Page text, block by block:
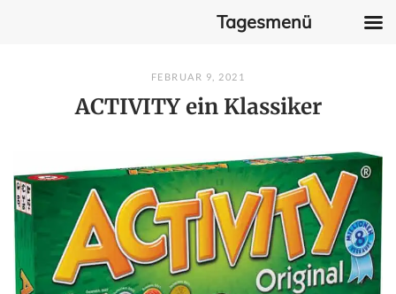
FEBRUAR 9, 2021
ACTIVITY ein Klassiker
Tagesmenü